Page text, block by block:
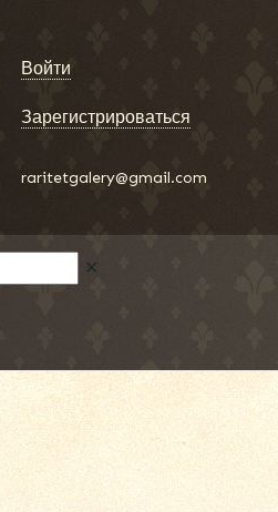
Войти
Зарегистрироваться
raritetgalery@gmail.com
✕